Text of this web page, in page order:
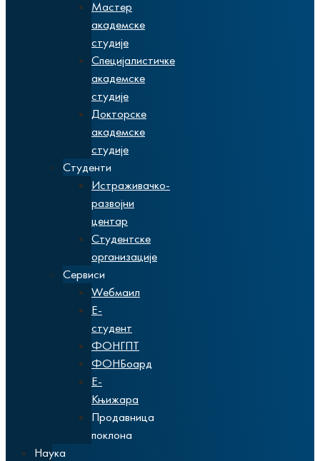
Мастер
академске
студије
Специјалистичке
академске
студије
Докторске
академске
студије
Студенти
Истраживачко-
развојни
центар
Студентске
организације
Сервиси
Wебмаил
Е-
студент
ФОНГПТ
ФОНБоард
Е-
Књижара
Продавница
поклона
Наука